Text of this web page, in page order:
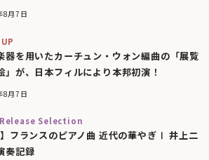
8月7日
器を用いたカーチュン・ウォン編曲の「展覧
」が、日本フィルにより本邦初演！
8月7日
Selection
】フランスのピアノ曲 近代の華やぎⅠ 井上二
奏記録